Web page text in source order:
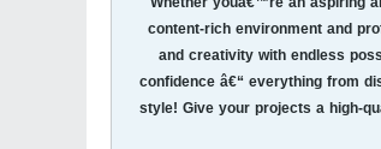
content-rich environment and
and creativity with endless
confidence â€“ everything from
style! Give your projects a high-